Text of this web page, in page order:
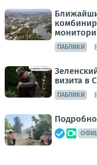
ПАБЛИКИ
визита в
ПАБЛИКИ